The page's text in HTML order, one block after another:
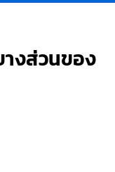
งส่วนของ